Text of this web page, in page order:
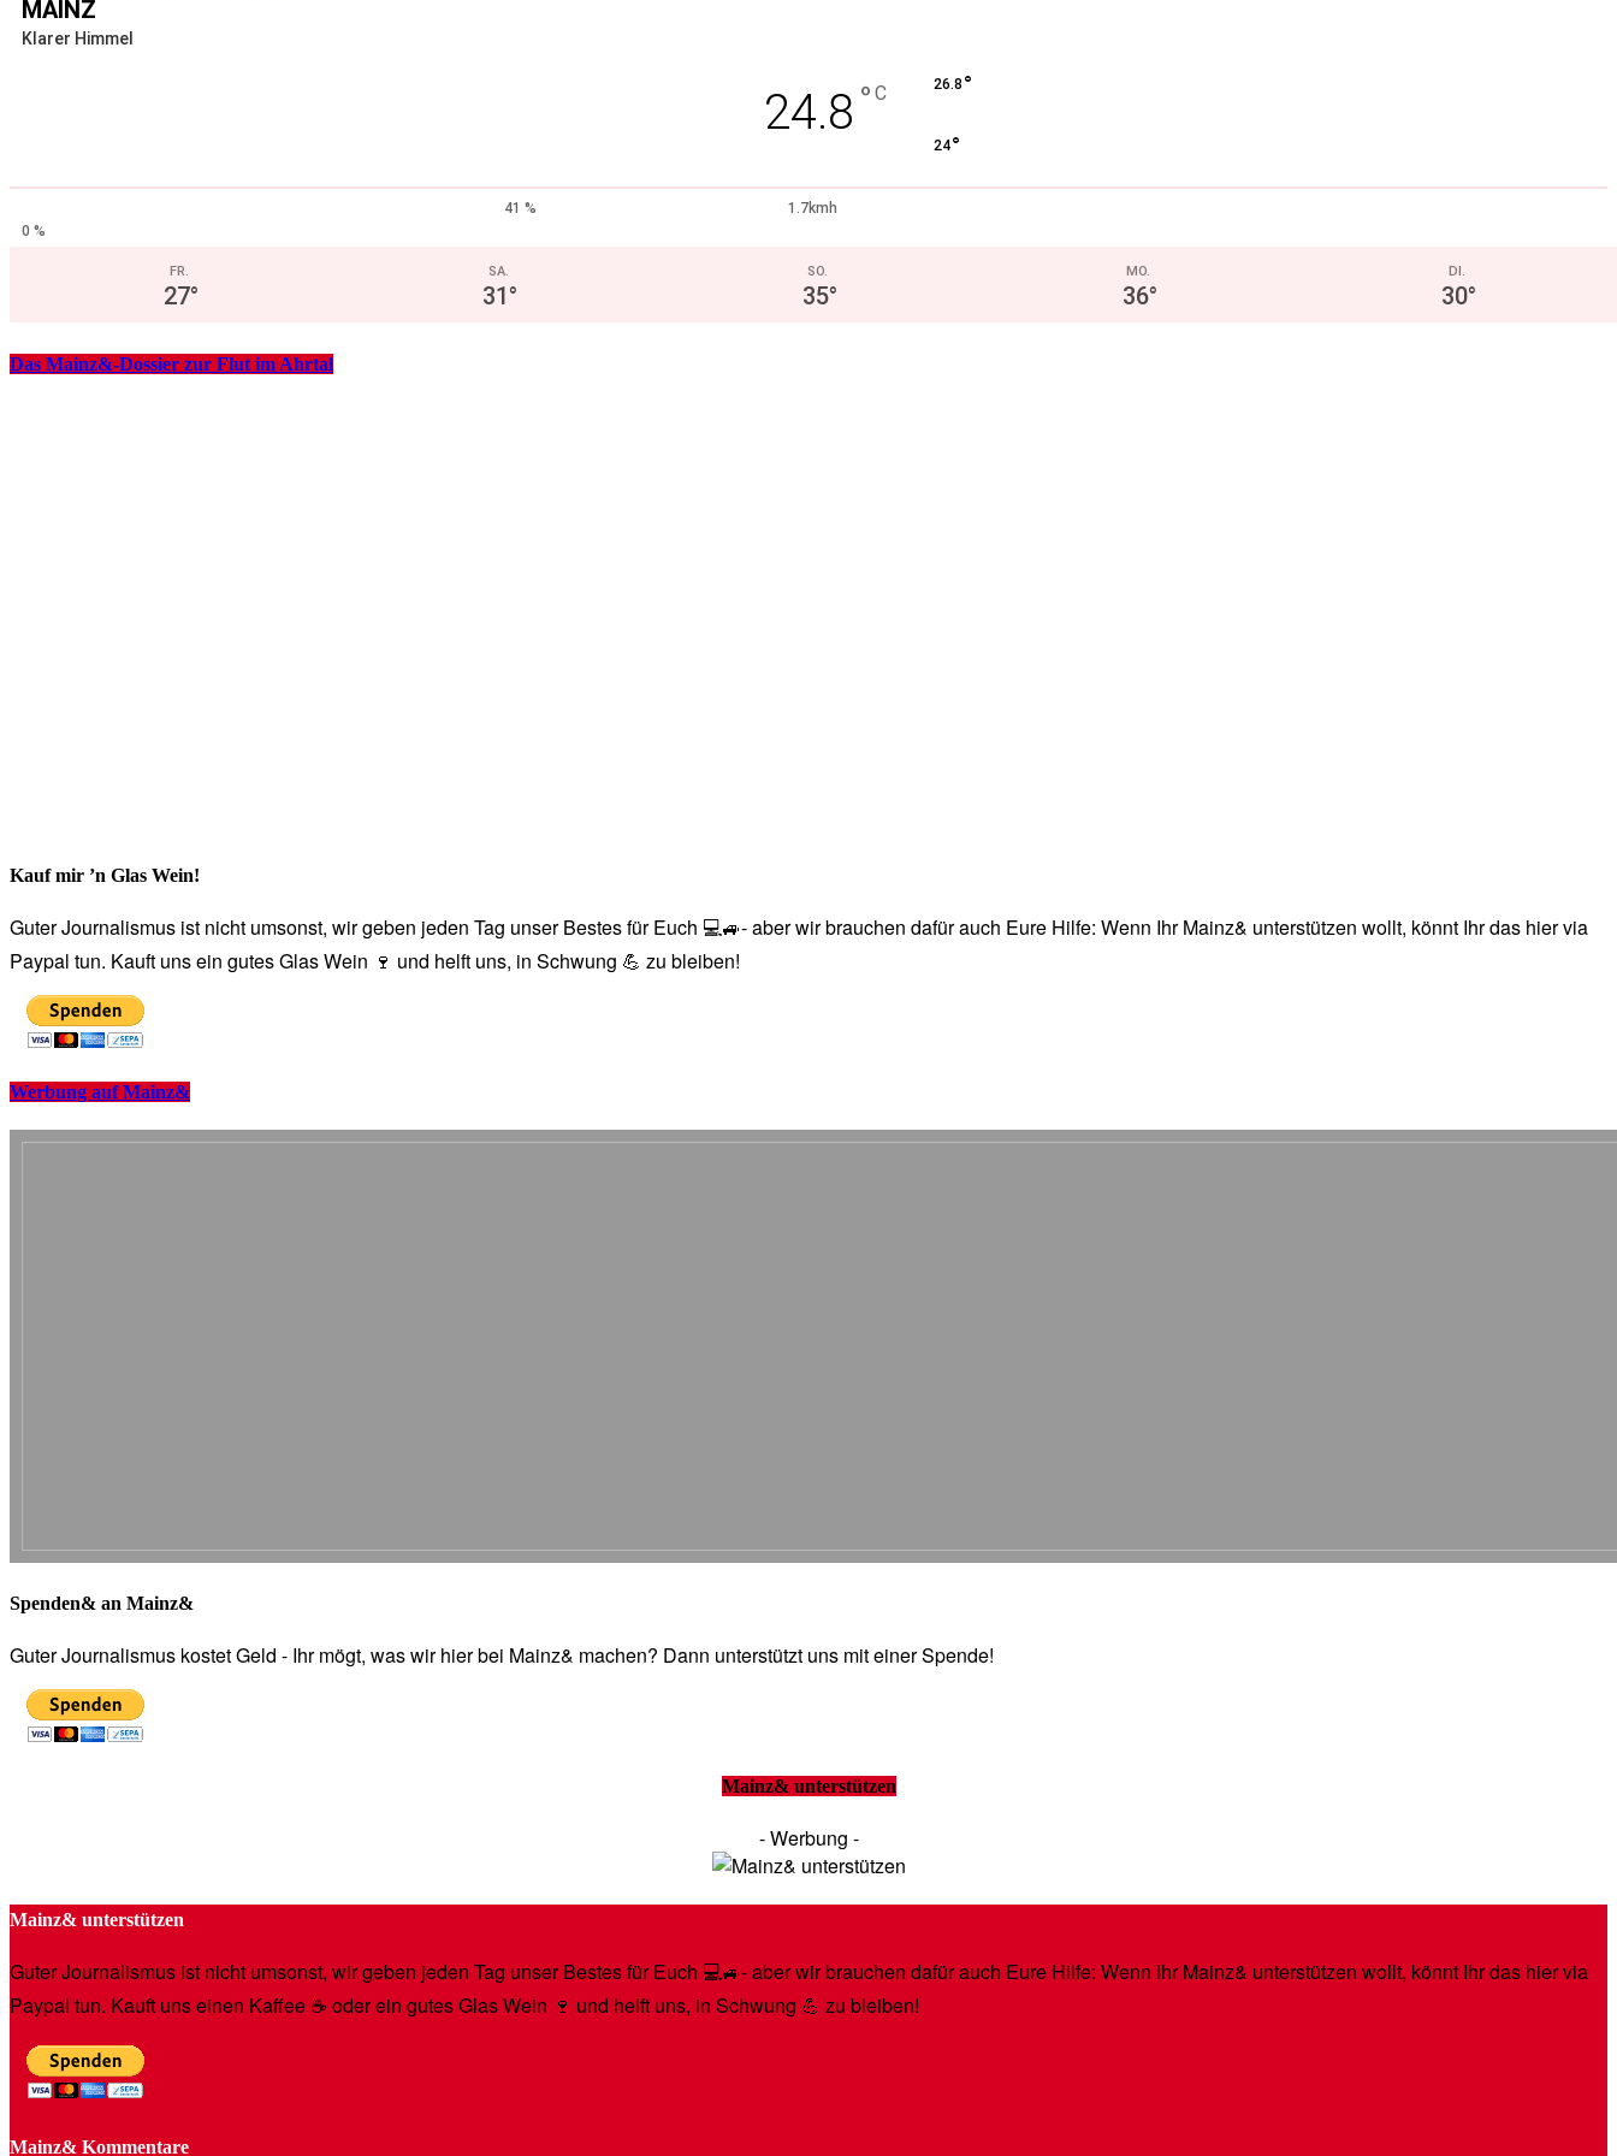
MAINZ
Klarer Himmel
24.8 ° C 26.8 °
24°
41 %
1.7kmh
0 %
FR.
27°
SA.
31°
SO.
35°
MO.
36°
DI.
30°
Das Mainz&-Dossier zur Flut im Ahrtal
Kauf mir ’n Glas Wein!
Guter Journalismus ist nicht umsonst, wir geben jeden Tag unser Bestes für Euch 💻🚙- aber wir brauchen dafür auch Eure Hilfe: Wenn Ihr Mainz& unterstützen wollt, könnt Ihr das hier via
Paypal tun. Kauft uns ein gutes Glas Wein 🍷 und helft uns, in Schwung 💪 zu bleiben!
Werbung auf Mainz&
Spenden& an Mainz&
Guter Journalismus kostet Geld - Ihr mögt, was wir hier bei Mainz& machen? Dann unterstützt uns mit einer Spende!
Mainz& unterstützen
- Werbung -
Mainz& unterstützen
Guter Journalismus ist nicht umsonst, wir geben jeden Tag unser Bestes für Euch 💻🚙- aber wir brauchen dafür auch Eure Hilfe: Wenn Ihr Mainz& unterstützen wollt, könnt Ihr das hier via
Paypal tun. Kauft uns einen Kaffee ☕️ oder ein gutes Glas Wein 🍷 und helft uns, in Schwung 💪 zu bleiben!
Mainz& Kommentare